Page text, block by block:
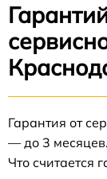
Гарантия от
— до 3 месяцев.
Что считается